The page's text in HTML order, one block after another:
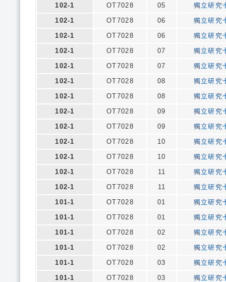
102-1
OT7028 05
獨立研究
102-1
OT7028 06
獨立研究
102-1
OT7028 06
獨立研究
102-1
OT7028 07
獨立研究
102-1
OT7028 07
獨立研究
102-1
OT7028 08
獨立研究
102-1
OT7028 08
獨立研究
102-1
OT7028 09
獨立研究
102-1
OT7028 09
獨立研究
102-1
OT7028 10
獨立研究
102-1
OT7028 10
獨立研究
102-1
OT7028 11
獨立研究
102-1
OT7028 11
獨立研究
101-1
OT7028 01
獨立研究
101-1
OT7028 01
獨立研究
101-1
OT7028 02
獨立研究
101-1
OT7028 02
獨立研究
101-1
OT7028 03
獨立研究
101-1
OT7028 03
獨立研究